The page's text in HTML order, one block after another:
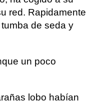
red. Rapidamente
de seda y
un poco
lobo habían